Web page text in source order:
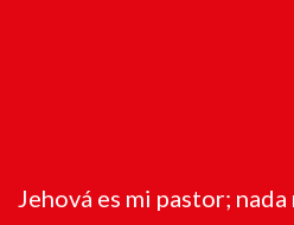
Jehová es mi pastor;